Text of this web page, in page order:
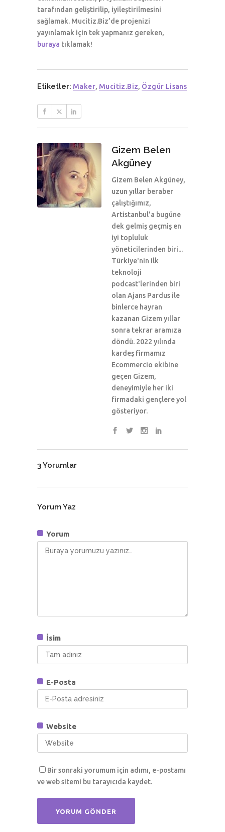
tarafından geliştirilip, iyileştirilmesini
sağlamak. Mucitiz.Biz’de projenizi
yayınlamak için tek yapmanız gereken,
buraya tıklamak!
Etiketler: Maker, Mucitiz.biz, Özgür Lisans
Gizem Belen
Akgüney
Gizem Belen Akgüney,
uzun yıllar beraber
çalıştığımız,
Artistanbul'a bugüne
dek gelmiş geçmiş en
iyi topluluk
yöneticilerinden biri...
Türkiye'nin ilk
teknoloji
podcast'lerinden biri
olan Ajans Pardus ile
binlerce hayran
kazanan Gizem yıllar
sonra tekrar aramıza
döndü. 2022 yılında
kardeş firmamız
Ecommercio ekibine
geçen Gizem,
deneyimiyle her iki
firmadaki gençlere yol
gösteriyor.
3 Yorumlar
Yorum Yaz
Yorum
İsim
E-Posta
Website
Bir sonraki yorumum için adımı, e-postamı
ve web sitemi bu tarayıcıda kaydet.